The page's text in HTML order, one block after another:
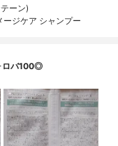
ーン)
ージケア シャンプー
ロバ100◎